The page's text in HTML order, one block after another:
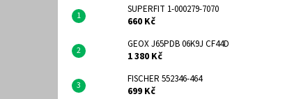
SUPERFIT 1-000279-7070
660 Kč
GEOX J65PDB 06K9J CF44D
1 380 Kč
FISCHER 552346-464
699 Kč